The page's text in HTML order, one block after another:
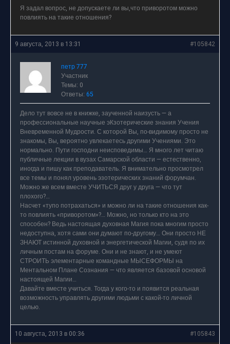
Я задал вопрос, не допускаете ли вы,что приворотом можно
повлиять на такие отношения?
9 августа, 2013 в 13:31 #105842
петр 777
Участник
Темы: 0
Ответы: 65
Дело тут вовсе не в книжке, заученной наизусть — а
профессиональные научные эКзотерические знания Учения
Вневременной Мудрости. С которой Вы, по-видимому просто не
знакомы, Вы, вероятно увлекаетесь другими Учениями. Это
нормально. Пути господни неисповедимы… Я много лет читаю
публичные лекции в вузах Самарской области — естественно,
иногда и пишу как преподаватель. Я внимательно просмотрел
все темы и понял уровень эзотерических знаний форумчан.
Можно же всем вместе УЧИТЬСЯ друг у друга — что тут
плохого?…
Насчет «тупо потрахаться» и можно ли на такие отношения как-
то повлиять «приворотом»?… Можно, но только кто на это
способен? Ведь настоящая духовная Магия пока многим просто
недоступна, хотя сами они думают по-другому… Они просто НЕ
ЗНАЮТ истинной духовной и энергетической Магии, судя по их
личным постам на форуме. Они и не знают, и не умеют
СТРОИТЬ элементарные командные МЫСЕФОРМЫ на
Ментальном Плане Сознания — что является базовой основой
настоящей Магии…
Давайте вместе учиться. Тогда у кого-то и появится реальная
возможность управлять другими людьми с какой-то личной
целью.
10 августа, 2013 в 00:36 #105843